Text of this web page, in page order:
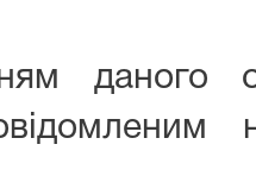
даного